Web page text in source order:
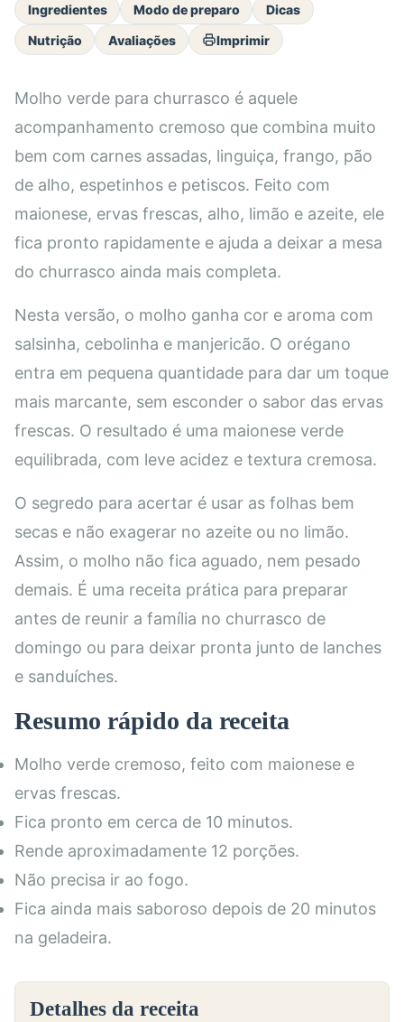
Ingredientes Modo de preparo
Dicas
Nutrição
Avaliações Imprimir
Molho verde para churrasco é aquele
acompanhamento cremoso que combina muito
bem com carnes assadas, linguiça, frango, pão
de alho, espetinhos e petiscos. Feito com
maionese, ervas frescas, alho, limão e azeite, ele
fica pronto rapidamente e ajuda a deixar a mesa
do churrasco ainda mais completa.
Nesta versão, o molho ganha cor e aroma com
salsinha, cebolinha e manjericão. O orégano
entra em pequena quantidade para dar um toque
mais marcante, sem esconder o sabor das ervas
frescas. O resultado é uma maionese verde
equilibrada, com leve acidez e textura cremosa.
O segredo para acertar é usar as folhas bem
secas e não exagerar no azeite ou no limão.
Assim, o molho não fica aguado, nem pesado
demais. É uma receita prática para preparar
antes de reunir a família no churrasco de
domingo ou para deixar pronta junto de lanches
e sanduíches.
Resumo rápido da receita
Molho verde cremoso, feito com maionese e
ervas frescas.
Fica pronto em cerca de 10 minutos.
Rende aproximadamente 12 porções.
Não precisa ir ao fogo.
Fica ainda mais saboroso depois de 20 minutos
na geladeira.
Detalhes da receita